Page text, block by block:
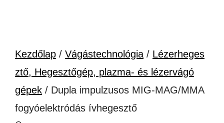
Kezdőlap / Vágástechnológia / Lézerheges
ztő, Hegesztőgép, plazma- és lézervágó
gépek / Dupla impulzusos MIG-MAG/MMA
fogyóelektródás ívhegesztő